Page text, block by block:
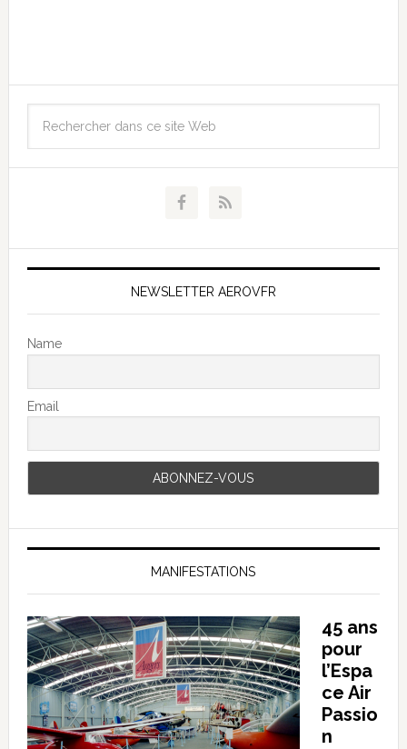
NEWSLETTER AEROVFR
Name
Email
MANIFESTATIONS
45 ans
pour
l’Espa
ce Air
Passio
n